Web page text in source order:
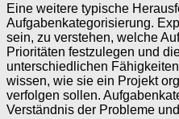
Eine weitere typische
Aufgabenkategorisierung.
sein, zu verstehen, welche
Prioritäten festzulegen und
unterschiedlichen
wissen, wie sie ein Projekt
verfolgen sollen.
Verständnis der Probleme